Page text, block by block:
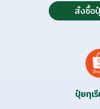
สั่งซื้อ
ปุ๋ยทุเ